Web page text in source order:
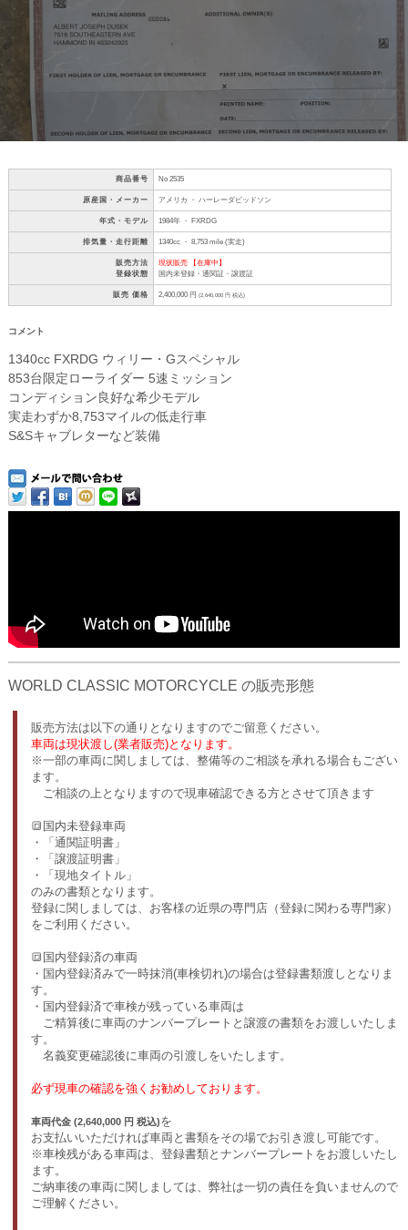
商品番号 No 2535
原産国・メーカー アメリカ ・ ハーレーダビッドソン
年式・モデル 1984年 ・ FXRDG
排気量・走行距離 1340cc ・ 8,753 mile (実走)
販売方法
登録状態
現状販売 【在庫中】
国内未登録・通関証・譲渡証
販売 価格 2,400,000 円 (2,640,000 円 税込)
コメント
1340cc FXRDG ウィリー・Gスペシャル
853台限定ローライダー 5速ミッション
コンディション良好な希少モデル
実走わずか8,753マイルの低走行車
S&Sキャブレターなど装備
WORLD CLASSIC MOTORCYCLE の販売形態
販売方法は以下の通りとなりますのでご留意ください。
車両は現状渡し(業者販売)となります。
※一部の車両に関しましては、整備等のご相談を承れる場合もござい
ます。
ご相談の上となりますので現車確認できる方とさせて頂きます
🔳国内未登録車両
・「通関証明書」
・「譲渡証明書」
・「現地タイトル」
のみの書類となります。
登録に関しましては、お客様の近県の専門店（登録に関わる専門家）
をご利用ください。
🔳国内登録済の車両
・国内登録済みで一時抹消(車検切れ)の場合は登録書類渡しとなりま
す。
・国内登録済で車検が残っている車両は
ご精算後に車両のナンバープレートと譲渡の書類をお渡しいたしま
す。
名義変更確認後に車両の引渡しをいたします。
必ず現車の確認を強くお勧めしております。
車両代金 (2,640,000 円 税込)を
お支払いいただければ車両と書類をその場でお引き渡し可能です。
※車検残がある車両は、登録書類とナンバープレートをお渡しいたし
ます。
ご納車後の車両に関しましては、弊社は一切の責任を負いませんので
ご理解ください。